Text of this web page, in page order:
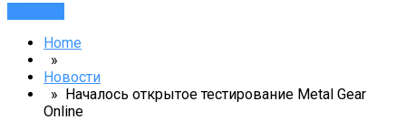
Home
»
Новости
» Началось открытое тестирование Metal Gear
Online